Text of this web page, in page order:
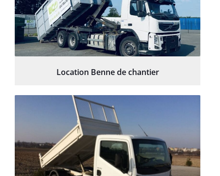
Location Benne de chantier